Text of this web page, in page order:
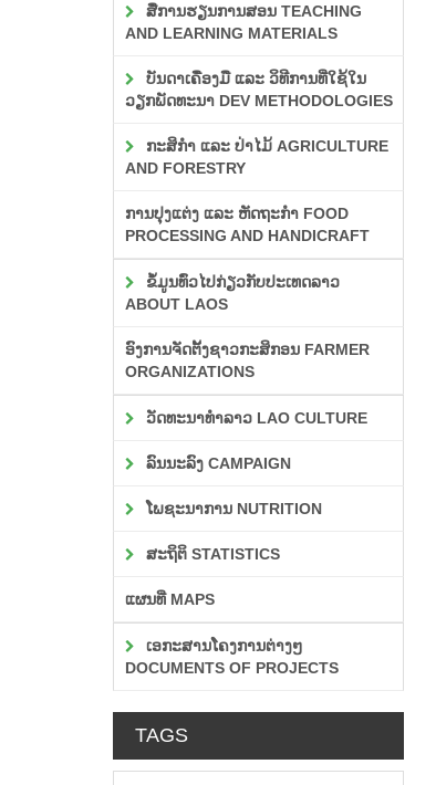
ສື່ການຮຽນການສອນ TEACHING
AND LEARNING MATERIALS
ບັນດາເຄື່ອງມື ແລະ ວິທີການທີ່ໃຊ້ໃນ
ວຽກພັດທະນາ DEV METHODOLOGIES
ກະສິກຳ ແລະ ປ່າໄມ້ AGRICULTURE
AND FORESTRY
ການປຸງແຕ່ງ ແລະ ຫັດຖະກຳ FOOD
PROCESSING AND HANDICRAFT
ຂໍ້ມູນທົ່ວໄປກ່ຽວກັບປະເທດລາວ
ABOUT LAOS
ອົງການຈັດຕັ້ງຊາວກະສິກອນ FARMER
ORGANIZATIONS
ວັດທະນາທຳລາວ LAO CULTURE
ລົນນະລົງ CAMPAIGN
ໂພຊະນາການ NUTRITION
ສະຖິຕິ STATISTICS
ແຜນທີ່ MAPS
ເອກະສານໂຄງການຕ່າງໆ
DOCUMENTS OF PROJECTS
TAGS